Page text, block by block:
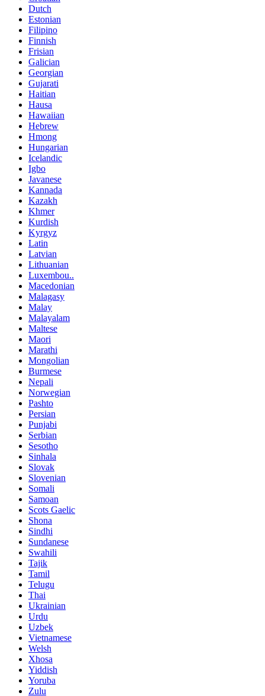
Dutch
Estonian
Filipino
Finnish
Frisian
Galician
Georgian
Gujarati
Haitian
Hausa
Hawaiian
Hebrew
Hmong
Hungarian
Icelandic
Igbo
Javanese
Kannada
Kazakh
Khmer
Kurdish
Kyrgyz
Latin
Latvian
Lithuanian
Luxembou..
Macedonian
Malagasy
Malay
Malayalam
Maltese
Maori
Marathi
Mongolian
Burmese
Nepali
Norwegian
Pashto
Persian
Punjabi
Serbian
Sesotho
Sinhala
Slovak
Slovenian
Somali
Samoan
Scots Gaelic
Shona
Sindhi
Sundanese
Swahili
Tajik
Tamil
Telugu
Thai
Ukrainian
Urdu
Uzbek
Vietnamese
Welsh
Xhosa
Yiddish
Yoruba
Zulu